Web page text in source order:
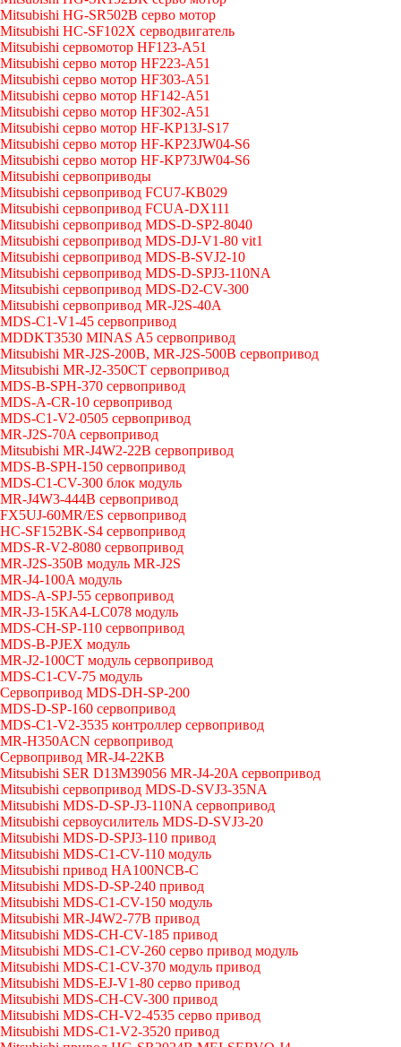
Mitsubishi HG-SR502B серво мотор
Mitsubishi HC-SF102X серводвигатель
Mitsubishi сервомотор HF123-A51
Mitsubishi серво мотор HF223-A51
Mitsubishi серво мотор HF303-A51
Mitsubishi серво мотор HF142-A51
Mitsubishi серво мотор HF302-A51
Mitsubishi серво мотор HF-KP13J-S17
Mitsubishi серво мотор HF-KP23JW04-S6
Mitsubishi серво мотор HF-KP73JW04-S6
Mitsubishi сервоприводы
Mitsubishi сервопривод FCU7-KB029
Mitsubishi сервопривод FCUA-DX111
Mitsubishi сервопривод MDS-D-SP2-8040
Mitsubishi сервопривод MDS-DJ-V1-80 vit1
Mitsubishi сервопривод MDS-B-SVJ2-10
Mitsubishi сервопривод MDS-D-SPJ3-110NA
Mitsubishi сервопривод MDS-D2-CV-300
Mitsubishi сервопривод MR-J2S-40A
MDS-C1-V1-45 сервопривод
MDDKT3530 MINAS A5 сервопривод
Mitsubishi MR-J2S-200B, MR-J2S-500B сервопривод
Mitsubishi MR-J2-350CT сервопривод
MDS-B-SPH-370 сервопривод
MDS-A-CR-10 сервопривод
MDS-C1-V2-0505 сервопривод
MR-J2S-70A сервопривод
Mitsubishi MR-J4W2-22B сервопривод
MDS-B-SPH-150 сервопривод
MDS-C1-CV-300 блок модуль
MR-J4W3-444B сервопривод
FX5UJ-60MR/ES сервопривод
HC-SF152BK-S4 сервопривод
MDS-R-V2-8080 сервопривод
MR-J2S-350B модуль MR-J2S
MR-J4-100A модуль
MDS-A-SPJ-55 сервопривод
MR-J3-15KA4-LC078 модуль
MDS-CH-SP-110 сервопривод
MDS-B-PJEX модуль
MR-J2-100CT модуль сервопривод
MDS-C1-CV-75 модуль
Сервопривод MDS-DH-SP-200
MDS-D-SP-160 сервопривод
MDS-C1-V2-3535 контроллер сервопривод
MR-H350ACN сервопривод
Сервопривод MR-J4-22KB
Mitsubishi SER D13M39056 MR-J4-20A сервопривод
Mitsubishi сервопривод MDS-D-SVJ3-35NA
Mitsubishi MDS-D-SP-J3-110NA сервопривод
Mitsubishi сервоусилитель MDS-D-SVJ3-20
Mitsubishi MDS-D-SPJ3-110 привод
Mitsubishi MDS-C1-CV-110 модуль
Mitsubishi привод HA100NCB-C
Mitsubishi MDS-D-SP-240 привод
Mitsubishi MDS-C1-CV-150 модуль
Mitsubishi MR-J4W2-77B привод
Mitsubishi MDS-CH-CV-185 привод
Mitsubishi MDS-C1-CV-260 серво привод модуль
Mitsubishi MDS-C1-CV-370 модуль привод
Mitsubishi MDS-EJ-V1-80 серво привод
Mitsubishi MDS-CH-CV-300 привод
Mitsubishi MDS-CH-V2-4535 серво привод
Mitsubishi MDS-C1-V2-3520 привод